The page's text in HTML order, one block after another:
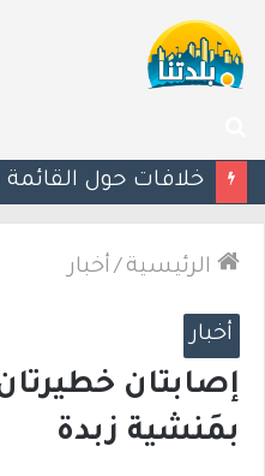
عن
الرئيسية / أخبار
أخبار
إصابتان
بمَنشية زبدة